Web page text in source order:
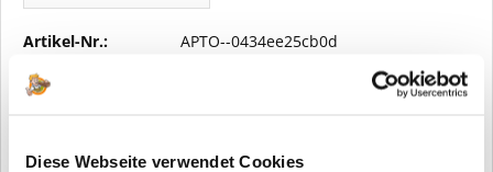
Diese Webseite verwendet Cookies
Artikel-Nr.: APTO--0434ee25cb0d
Vorteile